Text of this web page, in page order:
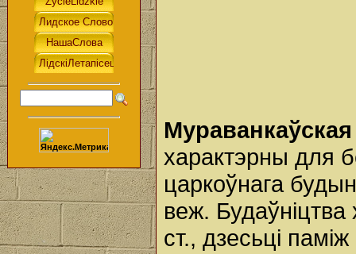
характэрны для
царкоўнага
веж.
ст., дзесьці паміж